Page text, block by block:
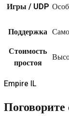
Игры / UDP
Поддержка
Стоимость
простоя
Empire IL